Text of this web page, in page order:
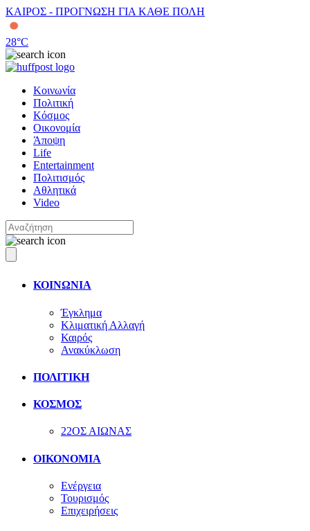
ΚΑΙΡΟΣ - ΠΡΟΓΝΩΣΗ ΓΙΑ ΚΑΘΕ ΠΟΛΗ
28°C
Κοινωνία
Πολιτική
Κόσμος
Οικονομία
Άποψη
Life
Entertainment
Πολιτισμός
Αθλητικά
Video
ΚΟΙΝΩΝΙΑ
Έγκλημα
Κλιματική Αλλαγή
Καιρός
Ανακύκλωση
ΠΟΛΙΤΙΚΗ
ΚΟΣΜΟΣ
22ΟΣ ΑΙΩΝΑΣ
ΟΙΚΟΝΟΜΙΑ
Ενέργεια
Τουρισμός
Επιχειρήσεις